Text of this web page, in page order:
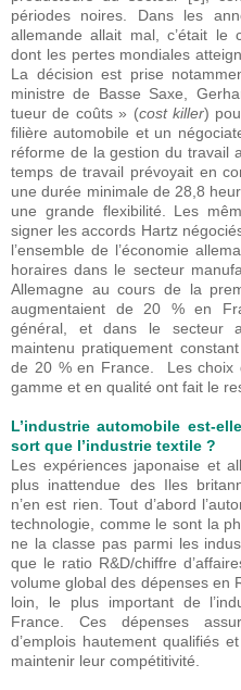
périodes noires. Dans les
allemande allait mal, c’était le
dont les pertes mondiales
La décision est prise
ministre de Basse Saxe,
tueur de coûts » (cost killer)
filière automobile et un
réforme de la gestion du travail
temps de travail prévoyait en
une durée minimale de 28,8
une grande flexibilité. Les
signer les accords Hartz
l’ensemble de l’économie
horaires dans le secteur
Allemagne au cours de la
augmentaient de 20 % en
général, et dans le secteur
maintenu pratiquement
de 20 % en France. Les choix
gamme et en qualité ont fait le
L’industrie automobile est-
sort que l’industrie textile ?
Les expériences japonaise et
plus inattendue des Iles
n’en est rien. Tout d’abord
technologie, comme le sont la
ne la classe pas parmi les
que le ratio R&D/chiffre
volume global des dépenses en
loin, le plus important de
France. Ces dépenses
d’emplois hautement qualifiés
maintenir leur compétitivité.